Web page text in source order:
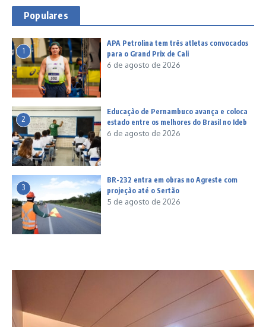
Populares
1
APA Petrolina tem três atletas convocados
para o Grand Prix de Cali
6 de agosto de 2026
2
Educação de Pernambuco avança e coloca
estado entre os melhores do Brasil no Ideb
6 de agosto de 2026
3
BR-232 entra em obras no Agreste com
projeção até o Sertão
5 de agosto de 2026